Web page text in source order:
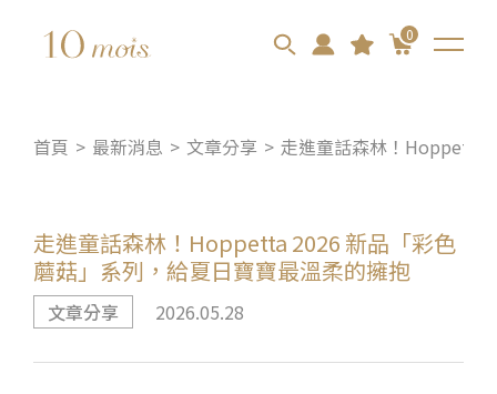
0
首頁 最新消息 文章分享 走進童話森林！Hoppetta
走進童話森林！Hoppetta 2026 新品「彩色
蘑菇」系列，給夏日寶寶最溫柔的擁抱
文章分享 2026.05.28